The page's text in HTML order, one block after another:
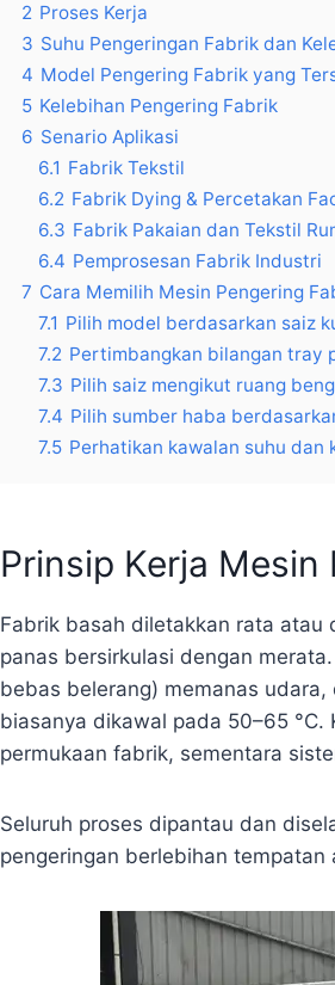
2 Proses Kerja
3 Suhu Pengeringan Fabrik dan
4 Model Pengering Fabrik yang
5 Kelebihan Pengering Fabrik
6 Senario Aplikasi
6.1 Fabrik Tekstil
6.2 Fabrik Dying & Percetakan
6.3 Fabrik Pakaian dan Tekstil
6.4 Pemprosesan Fabrik Industri
7 Cara Memilih Mesin Pengering
7.1 Pilih model berdasarkan saiz
7.2 Pertimbangkan bilangan tray
7.3 Pilih saiz mengikut ruang
7.4 Pilih sumber haba
7.5 Perhatikan kawalan suhu dan
Prinsip Kerja
Fabrik basah diletakkan rata atau
panas bersirkulasi dengan
bebas belerang) memanas
biasanya dikawal pada 50–65
permukaan fabrik, sementara
Seluruh proses dipantau dan
pengeringan berlebihan